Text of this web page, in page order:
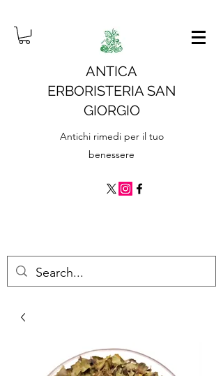
ANTICA
ERBORISTERIA SAN
GIORGIO
Antichi rimedi per il tuo
benessere